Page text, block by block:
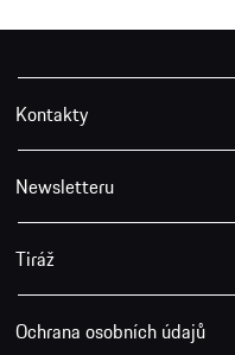
Kontakty
Newsletteru
Tiráž
Ochrana osobních údajů